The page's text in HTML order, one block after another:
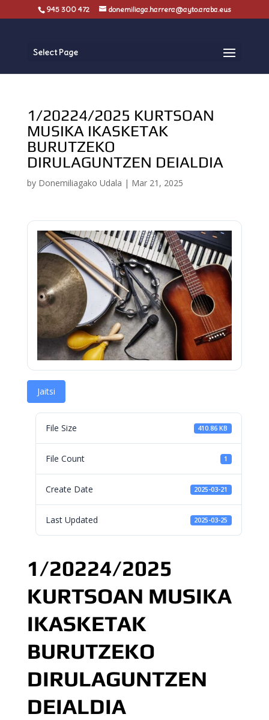
945 300 472 donemiliaga.harrera@ayto.araba.eus
Select Page
1/20224/2025 KURTSOAN
MUSIKA IKASKETAK
BURUTZEKO
DIRULAGUNTZEN DEIALDIA
by Donemiliagako Udala | Mar 21, 2025
Jaitsi
File Size 410.86 KB
File Count 1
Create Date 2025-03-21
Last Updated 2025-03-25
1/20224/2025
KURTSOAN MUSIKA
IKASKETAK
BURUTZEKO
DIRULAGUNTZEN
DEIALDIA